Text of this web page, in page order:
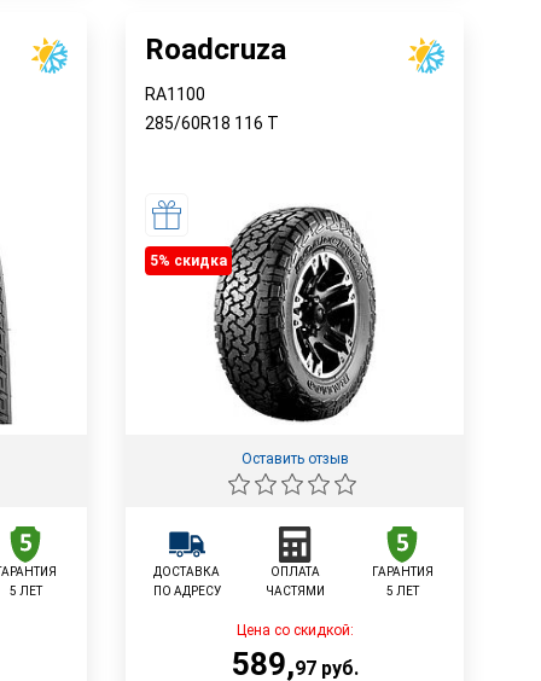
5 ЛЕТ
Roadcruza
RA1100
285/60R18 116 T
5% cкидка
Оставить отзыв
ДОСТАВКА
ПО АДРЕСУ
ОПЛАТА
ЧАСТЯМИ
ГАРАНТИЯ
5 ЛЕТ
Цена со скидкой:
589,97руб.